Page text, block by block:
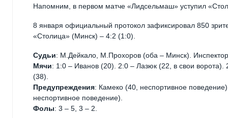
Напомним, в первом матче «Лидсельмаш» уступил
8 января официальный протокол зафиксировал 850
«Столица» (Минск) – 4:2 (1:0).
Судьи: М.Дейкало, М.Прохоров (оба – Минск).
Мячи: 1:0 – Иванов (20). 2:0 – Лазюк (22, в свои
(38).
Предупреждения: Камеко (40, неспортивное
неспортивное поведение).
Фолы: 3 – 5, 3 – 2.